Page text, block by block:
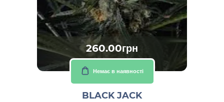
260.00грн
Немає в наявності
BLACK JACK